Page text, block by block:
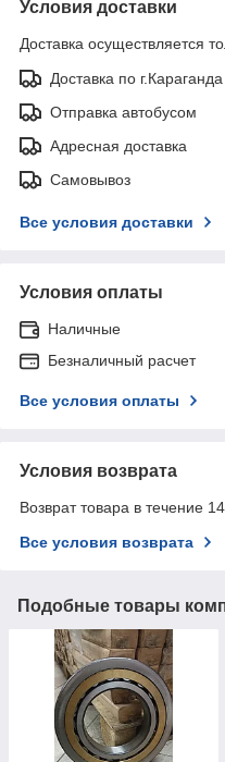
Условия доставки
Доставка осуществляется
Доставка по г.Караганда
Отправка автобусом
Адресная доставка
Самовывоз
Все условия доставки
Условия оплаты
Наличные
Безналичный расчет
Все условия оплаты
Условия возврата
Возврат товара в течение
Все условия возврата
Подобные товары